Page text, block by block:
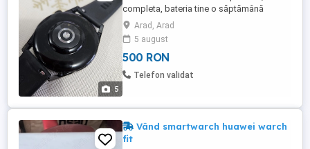
5
completa, bateria tine o săptămână
Arad, Arad
5 august
500 RON
Telefon validat
Vând smartwarch huawei warch
fit